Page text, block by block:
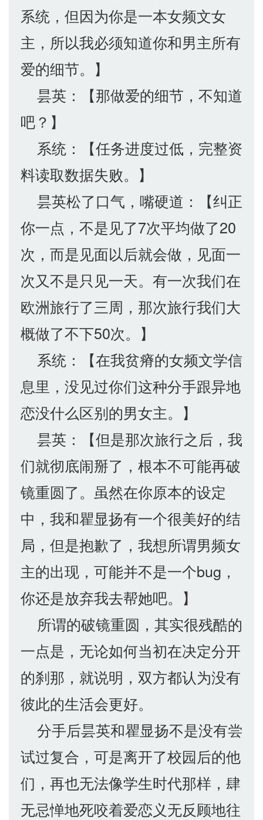
系统，但因为你是一本女频文女
主，所以我必须知道你和男主所有
爱的细节。】
昙英：【那做爱的细节，不知道
吧？】
系统：【任务进度过低，完整资
料读取数据失败。】
昙英松了口气，嘴硬道：【纠正
你一点，不是见了7次平均做了20
次，而是见面以后就会做，见面一
次又不是只见一天。有一次我们在
欧洲旅行了三周，那次旅行我们大
概做了不下50次。】
系统：【在我贫瘠的女频文学信
息里，没见过你们这种分手跟异地
恋没什么区别的男女主。】
昙英：【但是那次旅行之后，我
们就彻底闹掰了，根本不可能再破
镜重圆了。虽然在你原本的设定
中，我和瞿显扬有一个很美好的结
局，但是抱歉了，我想所谓男频女
主的出现，可能并不是一个bug，
你还是放弃我去帮她吧。】
所谓的破镜重圆，其实很残酷的
一点是，无论如何当初在决定分开
的刹那，就说明，双方都认为没有
彼此的生活会更好。
分手后昙英和瞿显扬不是没有尝
试过复合，可是离开了校园后的他
们，再也无法像学生时代那样，肆
无忌惮地死咬着爱恋义无反顾地往